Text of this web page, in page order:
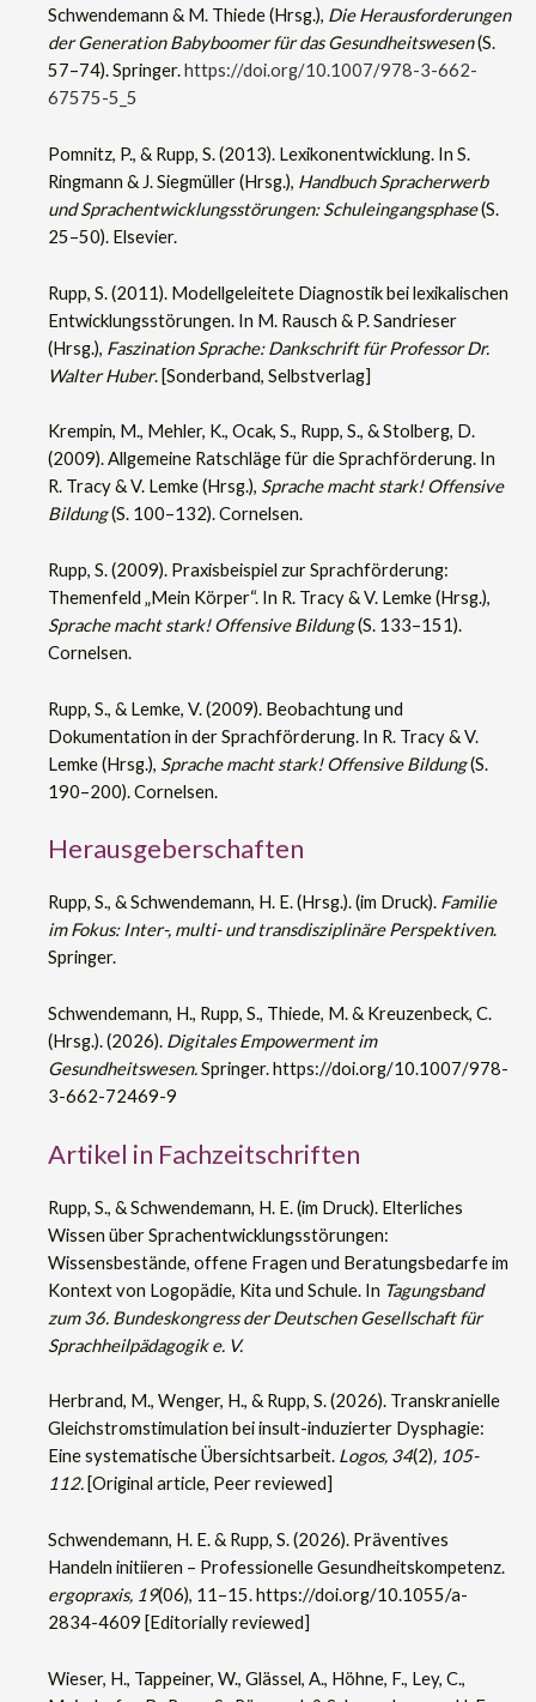
Schwendemann & M. Thiede (Hrsg.), Die Herausforderungen
der Generation Babyboomer für das Gesundheitswesen(S.
57–74). Springer.https://doi.org/10.1007/978-3-662-
67575-5_5
Pomnitz, P., & Rupp, S. (2013). Lexikonentwicklung. In S.
Ringmann & J. Siegmüller (Hrsg.), Handbuch Spracherwerb
und Sprachentwicklungsstörungen: Schuleingangsphase(S.
25–50). Elsevier.
Rupp, S. (2011). Modellgeleitete Diagnostik bei lexikalischen
Entwicklungsstörungen. In M. Rausch & P. Sandrieser
(Hrsg.), Faszination Sprache: Dankschrift für Professor Dr.
Walter Huber. [Sonderband, Selbstverlag]
Krempin, M., Mehler, K., Ocak, S., Rupp, S., & Stolberg, D.
(2009). Allgemeine Ratschläge für die Sprachförderung. In
R. Tracy & V. Lemke (Hrsg.), Sprache macht stark! Offensive
Bildung(S. 100–132). Cornelsen.
Rupp, S. (2009). Praxisbeispiel zur Sprachförderung:
Themenfeld „Mein Körper“. In R. Tracy & V. Lemke (Hrsg.),
Sprache macht stark! Offensive Bildung(S. 133–151).
Cornelsen.
Rupp, S., & Lemke, V. (2009). Beobachtung und
Dokumentation in der Sprachförderung. In R. Tracy & V.
Lemke (Hrsg.), Sprache macht stark! Offensive Bildung(S.
190–200). Cornelsen.
Herausgeberschaften
Rupp, S., & Schwendemann, H. E. (Hrsg.). (im Druck). Familie
im Fokus: Inter-, multi- und transdisziplinäre Perspektiven.
Springer.
Schwendemann, H., Rupp, S., Thiede, M. & Kreuzenbeck, C.
(Hrsg.). (2026). Digitales Empowerment im
Gesundheitswesen.Springer. https://doi.org/10.1007/978-
3-662-72469-9
Artikel in Fachzeitschriften
Rupp, S., & Schwendemann, H. E. (im Druck). Elterliches
Wissen über Sprachentwicklungsstörungen:
Wissensbestände, offene Fragen und Beratungsbedarfe im
Kontext von Logopädie, Kita und Schule. In Tagungsband
zum 36. Bundeskongress der Deutschen Gesellschaft für
Sprachheilpädagogik e. V.
Herbrand, M., Wenger, H., & Rupp, S. (2026). Transkranielle
Gleichstromstimulation bei insult-induzierter Dysphagie:
Eine systematische Übersichtsarbeit. Logos, 34(2), 105-
112.[Original article, Peer reviewed]
Schwendemann, H. E. & Rupp, S. (2026). Präventives
Handeln initiieren – Professionelle Gesundheitskompetenz.
ergopraxis, 19(06), 11–15. https://doi.org/10.1055/a-
2834-4609 [Editorially reviewed]
Wieser, H., Tappeiner, W., Glässel, A., Höhne, F., Ley, C.,